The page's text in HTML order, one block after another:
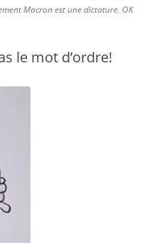
Macron est une dictature. OK
le mot d’ordre!